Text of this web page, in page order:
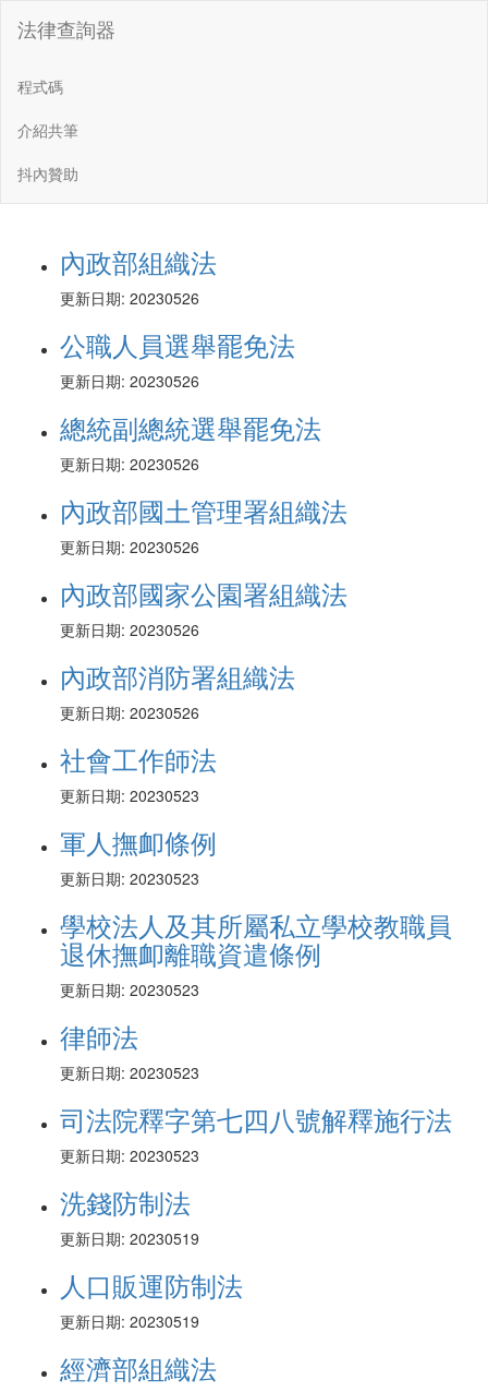
法律查詢器
程式碼
介紹共筆
抖內贊助
內政部組織法
更新日期: 20230526
公職人員選舉罷免法
更新日期: 20230526
總統副總統選舉罷免法
更新日期: 20230526
內政部國土管理署組織法
更新日期: 20230526
內政部國家公園署組織法
更新日期: 20230526
內政部消防署組織法
更新日期: 20230526
社會工作師法
更新日期: 20230523
軍人撫卹條例
更新日期: 20230523
學校法人及其所屬私立學校教職員
退休撫卹離職資遣條例
更新日期: 20230523
律師法
更新日期: 20230523
司法院釋字第七四八號解釋施行法
更新日期: 20230523
洗錢防制法
更新日期: 20230519
人口販運防制法
更新日期: 20230519
經濟部組織法